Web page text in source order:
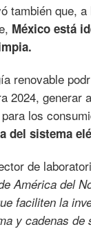
también que,
México está
renovable
2024, generar
los
del sistema
de
América del
faciliten la
y cadenas de